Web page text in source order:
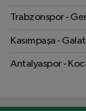
Trabzonspor -
Kasımpaşa -
Antalyaspor -